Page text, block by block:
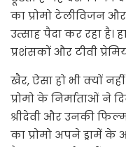
का प्रोमो टेलीविजन
उत्साह पैदा कर रहा है।
प्रशंसकों और टीवी
खैर, ऐसा हो भी क्यों
प्रोमो के निर्माताओं ने
श्रीदेवी और उनकी
का प्रोमो अपने ड्रामें